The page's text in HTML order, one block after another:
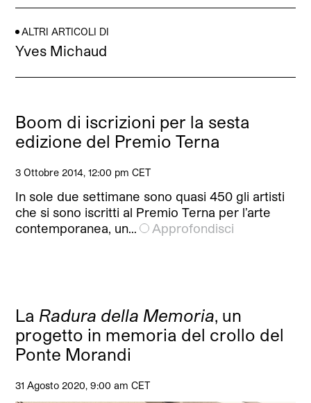
ALTRI ARTICOLI DI
Yves Michaud
Boom di iscrizioni per la sesta
edizione del Premio Terna
3 Ottobre 2014, 12:00 pm CET
In sole due settimane sono quasi 450 gli artisti
che si sono iscritti al Premio Terna per l’arte
contemporanea, un…
Approfondisci
La Radura della Memoria, un
progetto in memoria del crollo del
Ponte Morandi
31 Agosto 2020, 9:00 am CET